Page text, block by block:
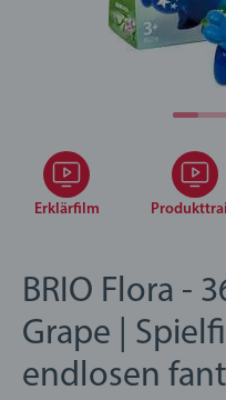
Erklärfilm
BRIO Flora -
Grape |
endlosen